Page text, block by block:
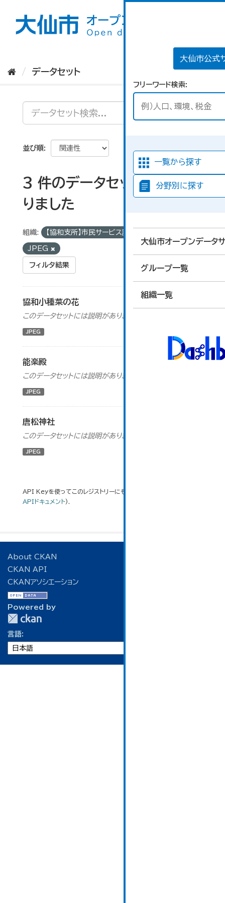
大仙市公式
フリーワード検索
一覧から探す
分野別に探す
大仙市オープンデータ
グループ一覧
組織一覧
データセット
並び順
3 件のデータセットが見つか
りました
組織: 【協和支所】市民サービス課
JPEG
フィルタ結果
協和小種菜の花
このデータセットには説明がありません
JPEG
能楽殿
このデータセットには説明がありません
JPEG
唐松神社
このデータセットには説明がありません
JPEG
API Keyを使ってこのレジストリーにもアクセス可能です
APIドキュメント).
About CKAN
CKAN API
CKANアソシエーション
Powered by
言語